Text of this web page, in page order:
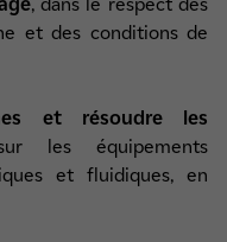
et des conditions de
et résoudre les
les équipements
et fluidiques, en